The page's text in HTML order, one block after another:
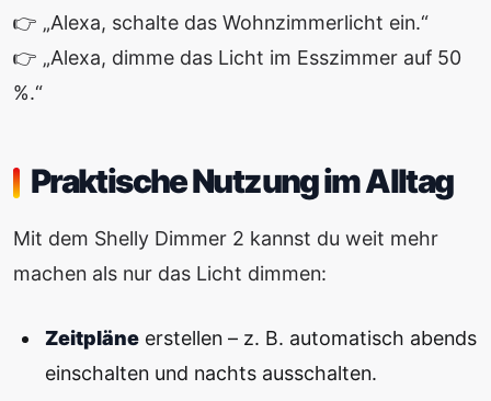
👉 „Alexa, schalte das Wohnzimmerlicht ein.“
👉 „Alexa, dimme das Licht im Esszimmer auf 50
%.“
Praktische Nutzung im Alltag
Mit dem Shelly Dimmer 2 kannst du weit mehr
machen als nur das Licht dimmen:
Zeitpläneerstellen – z. B. automatisch abends
einschalten und nachts ausschalten.